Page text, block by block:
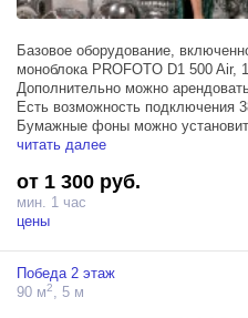
Базовое оборудование,
моноблока PROFOTO D1 500 Air,
Дополнительно можно
Есть возможность подключения
Бумажные фоны можно
читать далее
от 1 300 руб.
мин. 1 час
цены
Победа 2 этаж
90 м2 , 5 м